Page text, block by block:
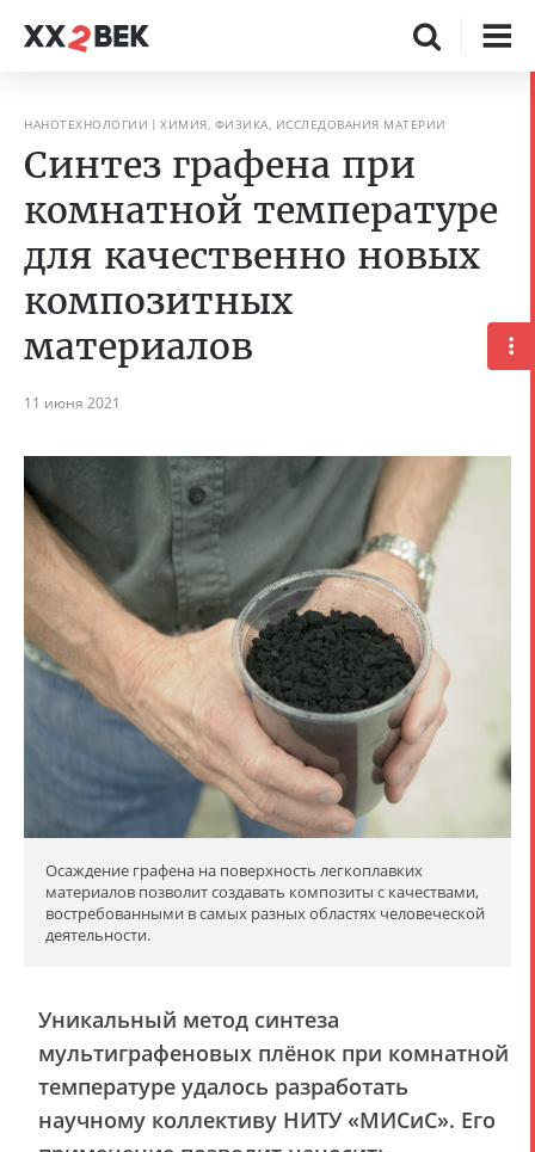
НАНОТЕХНОЛОГИИ ХИМИЯ, ФИЗИКА, ИССЛЕДОВАНИЯ МАТЕРИИ
Синтез графена при
комнатной температуре
для качественно новых
композитных
материалов
11 июня 2021
Осаждение графена на поверхность легкоплавких
материалов позволит создавать композиты с качествами,
востребованными в самых разных областях человеческой
деятельности.
Уникальный метод синтеза
мультиграфеновых плёнок при комнатной
температуре удалось разработать
научному коллективу НИТУ «МИСиС». Его